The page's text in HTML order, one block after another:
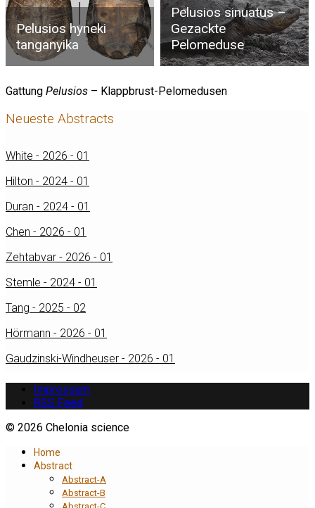
Pelusios hyneki
tanganyika
Pelusios sinuatus –
Gezackte
Pelomeduse
Gattung Pelusios – Klappbrust-Pelomedusen
Neueste Abstracts
White - 2026 - 01
Hilton - 2024 - 01
Duran - 2024 - 01
Chen - 2026 - 01
Zehtabvar - 2026 - 01
Stemle - 2024 - 01
Tang - 2025 - 02
Hörmann - 2026 - 01
Gaudzinski-Windheuser - 2026 - 01
Impressum
RSS Feed
© 2026 Chelonia science
Home
Abstract
Abstract-A
Abstract-B